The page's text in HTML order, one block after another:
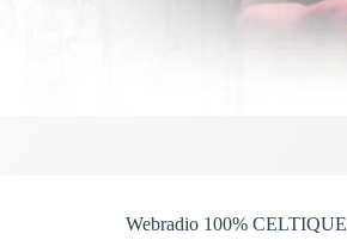
Webradio 100% CELTIQUE